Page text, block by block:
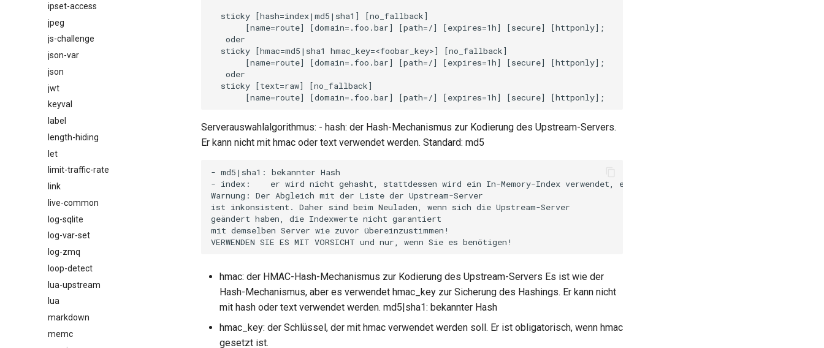
ipset-access
jpeg
js-challenge
json-var
json
jwt
keyval
label
length-hiding
let
limit-traffic-rate
link
live-common
log-sqlite
log-var-set
log-zmq
loop-detect
lua-upstream
lua
markdown
memc
  sticky [hash=index|md5|sha1] [no_fallback]
       [name=route] [domain=.foo.bar] [path=/] [expires=1h] [secure] [httponly];
   oder
  sticky [hmac=md5|sha1 hmac_key=<foobar_key>] [no_fallback]
       [name=route] [domain=.foo.bar] [path=/] [expires=1h] [secure] [httponly];
   oder
  sticky [text=raw] [no_fallback]
Serverauswahlalgorithmus: - hash: der Hash-Mechanismus zur Kodierung des Upstream-Servers.
Er kann nicht mit hmac oder text verwendet werden. Standard: md5
- md5|sha1: bekannter Hash
- index:    er wird nicht gehasht, stattdessen wird ein In-Memory-Index verwendet, er ist schneller und der Overhead ist
Warnung: Der Abgleich mit der Liste der Upstream-Server
ist inkonsistent. Daher sind beim Neuladen, wenn sich die Upstream-Server
geändert haben, die Indexwerte nicht garantiert
mit demselben Server wie zuvor übereinzustimmen!
hmac: der HMAC-Hash-Mechanismus zur Kodierung des Upstream-Servers Es ist wie der
Hash-Mechanismus, aber es verwendet hmac_key zur Sicherung des Hashings. Er kann nicht
mit hash oder text verwendet werden. md5|sha1: bekannter Hash
hmac_key: der Schlüssel, der mit hmac verwendet werden soll. Er ist obligatorisch, wenn hmac
gesetzt ist.